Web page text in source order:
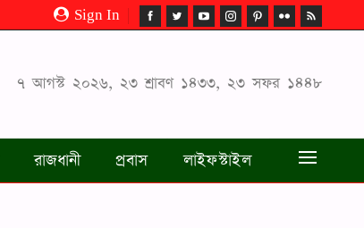
Sign In
৭ আগস্ট ২০২৬, ২৩ শ্রাবণ ১৪৩৩, ২৩ সফর ১৪৪৮
রাজধানী প্রবাস লাইফস্টাইল